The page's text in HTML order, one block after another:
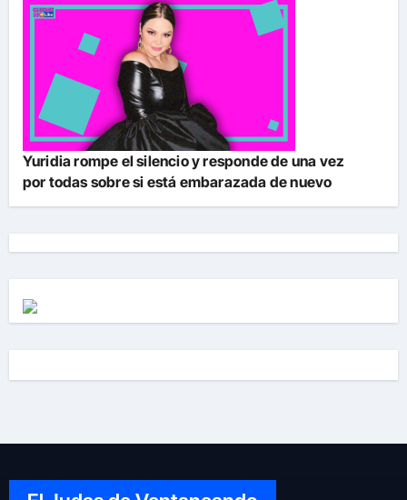
Yuridia rompe el silencio y responde de una vez
por todas sobre si está embarazada de nuevo